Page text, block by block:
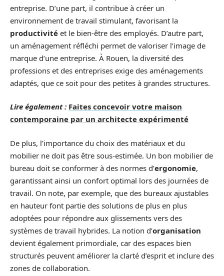
entreprise. D’une part, il contribue à créer un
environnement de travail stimulant, favorisant la
productivité et le bien-être des employés. D’autre part,
un aménagement réfléchi permet de valoriser l’image de
marque d’une entreprise. À Rouen, la diversité des
professions et des entreprises exige des aménagements
adaptés, que ce soit pour des petites à grandes structures.
Lire également : Faites concevoir votre maison
contemporaine par un architecte expérimenté
De plus, l’importance du choix des matériaux et du
mobilier ne doit pas être sous-estimée. Un bon mobilier de
bureau doit se conformer à des normes d’ergonomie,
garantissant ainsi un confort optimal lors des journées de
travail. On note, par exemple, que des bureaux ajustables
en hauteur font partie des solutions de plus en plus
adoptées pour répondre aux glissements vers des
systèmes de travail hybrides. La notion d’organisation
devient également primordiale, car des espaces bien
structurés peuvent améliorer la clarté d’esprit et inclure des
zones de collaboration.